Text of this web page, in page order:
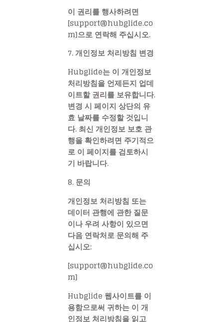
이 권리를 행사하려면
[support@hubglide.co
m]으로 연락해 주십시오.
7. 개인정보 처리방침 변경
Hubglide는 이 개인정보
처리방침을 언제든지 업데
이트할 권리를 보유합니다.
변경 시 페이지 상단의 유
효 날짜를 수정할 것입니
다. 최신 개인정보 보호 관
행을 확인하려면 주기적으
로 이 페이지를 검토하시
기 바랍니다.
8. 문의
개인정보 처리방침 또는
데이터 관행에 관한 질문
이나 우려 사항이 있으면
다음 연락처로 문의해 주
십시오:
[support@hubglide.co
m]
Hubglide 웹사이트를 이
용함으로써 귀하는 이 개
인정보 처리방침을 읽고